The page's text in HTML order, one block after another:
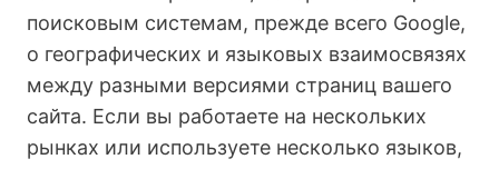
поисковым системам, прежде всего Google,
о географических и языковых взаимосвязях
между разными версиями страниц вашего
сайта. Если вы работаете на нескольких
рынках или используете несколько языков,